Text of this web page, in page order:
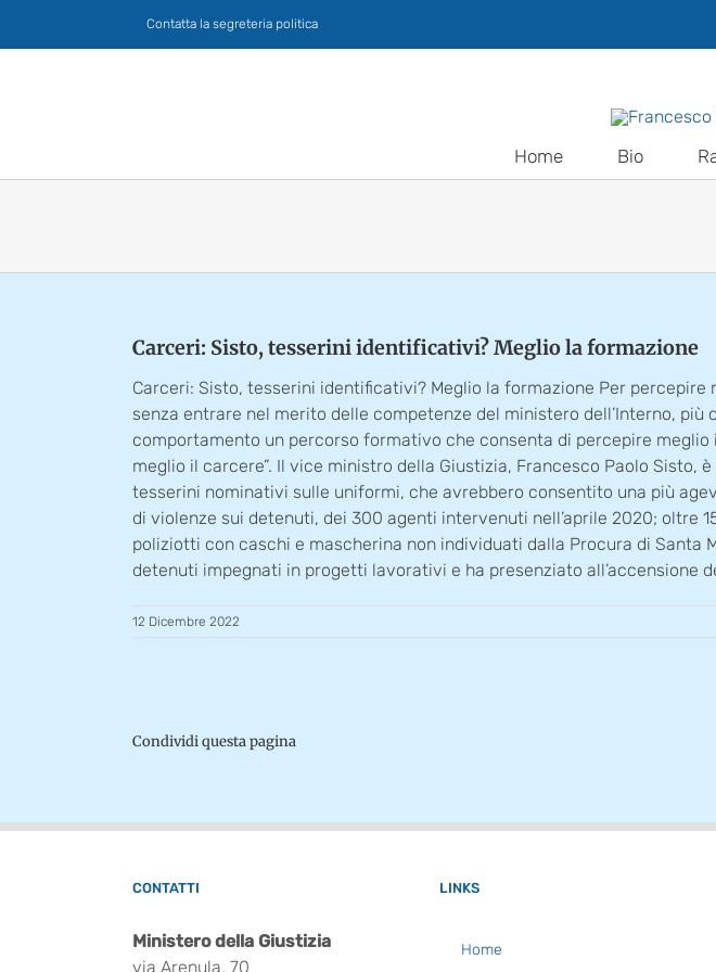
Contatta la segreteria politica
Home Bio
Carceri: Sisto, tesserini identificativi? Meglio la formazione
Carceri: Sisto, tesserini identificativi? Meglio la formazione Per percepire
senza entrare nel merito delle competenze del ministero dell’Interno,
comportamento un percorso formativo che consenta di percepire
meglio il carcere”. Il vice ministro della Giustizia, Francesco Paolo
tesserini nominativi sulle uniformi, che avrebbero consentito una più
di violenze sui detenuti, dei 300 agenti intervenuti nell’aprile 2020;
poliziotti con caschi e mascherina non individuati dalla Procura di Santa
detenuti impegnati in progetti lavorativi e ha presenziato all’accensione
12 Dicembre 2022
Condividi questa pagina
CONTATTI
Ministero della Giustizia
via Arenula, 70
LINKS
Home